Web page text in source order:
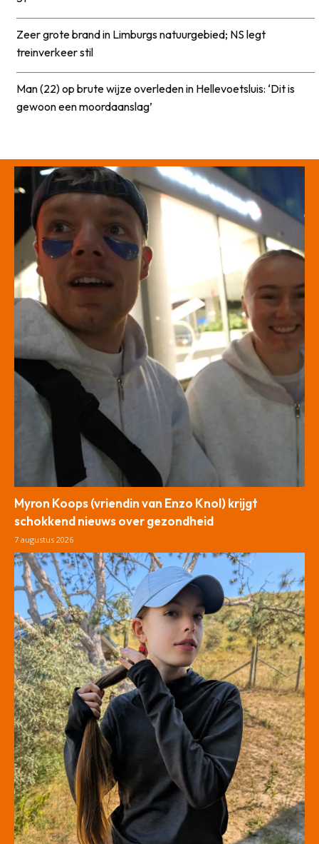
Zeer grote brand in Limburgs natuurgebied; NS legt
treinverkeer stil
Man (22) op brute wijze overleden in Hellevoetsluis: ‘Dit is
gewoon een moordaanslag’
Myron Koops (vriendin van Enzo Knol) krijgt
schokkend nieuws over gezondheid
7 augustus 2026